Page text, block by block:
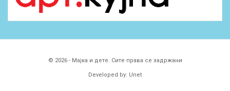
© 2026 - Мајка и дете. Сите права се задржани
Developed by: Unet